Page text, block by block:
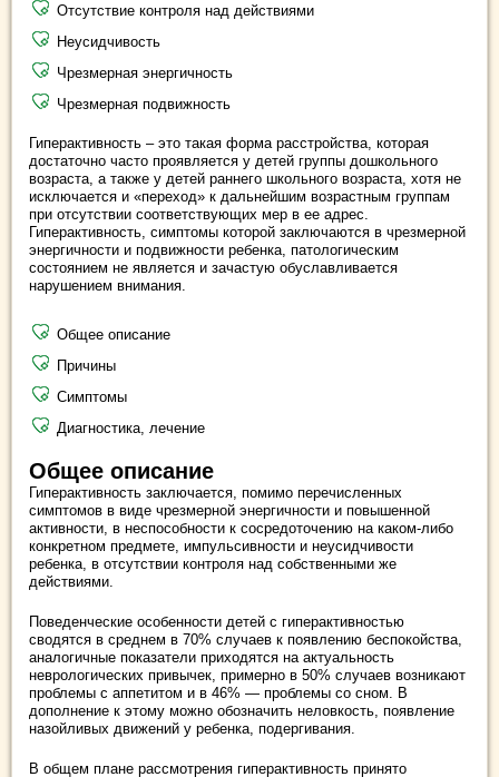
Отсутствие контроля над действиями
Неусидчивость
Чрезмерная энергичность
Чрезмерная подвижность
Гиперактивность – это такая форма расстройства, которая
достаточно часто проявляется у детей группы дошкольного
возраста, а также у детей раннего школьного возраста, хотя не
исключается и «переход» к дальнейшим возрастным группам
при отсутствии соответствующих мер в ее адрес.
Гиперактивность, симптомы которой заключаются в чрезмерной
энергичности и подвижности ребенка, патологическим
состоянием не является и зачастую обуславливается
нарушением внимания.
Общее описание
Причины
Симптомы
Диагностика, лечение
Общее описание
Гиперактивность заключается, помимо перечисленных
симптомов в виде чрезмерной энергичности и повышенной
активности, в неспособности к сосредоточению на каком-либо
конкретном предмете, импульсивности и неусидчивости
ребенка, в отсутствии контроля над собственными же
действиями.
Поведенческие особенности детей с гиперактивностью
сводятся в среднем в 70% случаев к появлению беспокойства,
аналогичные показатели приходятся на актуальность
неврологических привычек, примерно в 50% случаев возникают
проблемы с аппетитом и в 46% — проблемы со сном. В
дополнение к этому можно обозначить неловкость, появление
назойливых движений у ребенка, подергивания.
В общем плане рассмотрения гиперактивность принято